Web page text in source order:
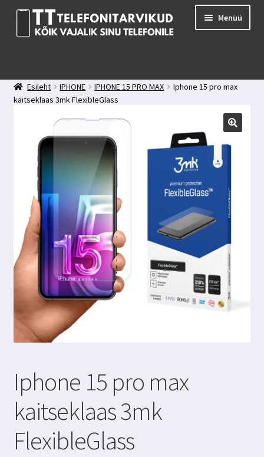
Liigu
navigeerimisele
Liigu
juurde
Menüü
Minu konto
Kontakt
Tagasiside
Esileht IPHONE IPHONE 15 PRO MAX
Iphone 15 pro max
kaitseklaas 3mk FlexibleGlass
Iphone 15 pro max
kaitseklaas 3mk
FlexibleGlass